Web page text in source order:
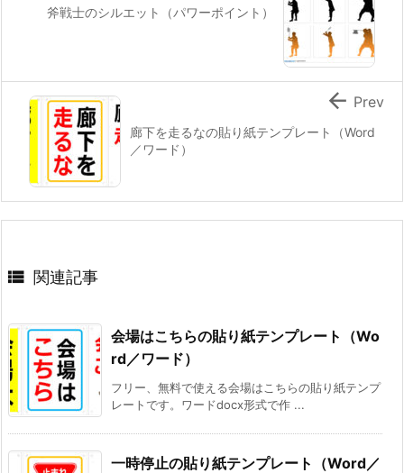
斧戦士のシルエット（パワーポイント）
廊下を走るなの貼り紙テンプレート（Word
／ワード）
 Prev
 関連記事
会場はこちらの貼り紙テンプレート（Wo
rd／ワード）
フリー、無料で使える会場はこちらの貼り紙テンプ
レートです。ワードdocx形式で作 ...
一時停止の貼り紙テンプレート（Word／